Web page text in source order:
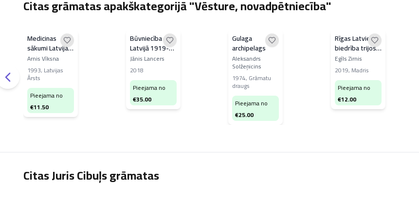
Citas grāmatas apakškategorijā "Vēsture, novadpētniecība"
Medicinas
sākumi Latvijas
novados
Arnis Vīksna
1993, Latvijas
Ārsts
Pieejama no
€11.50
Būvniecība
Latvijā 1919-
2018 3.sējums
Jānis Lancers
2018
Pieejama no
€35.00
Gulaga
archipelags
Aleksandrs
Solžeņicins
1974, Grāmatu
draugs
Pieejama no
€25.00
Rīgas Latviešu
biedrība trijos
gadsimtos
Egīls Zirnis
2019, Madris
Pieejama no
€12.00
Citas Juris Cibuļs grāmatas